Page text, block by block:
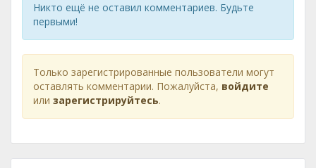
Никто ещё не оставил комментариев. Будьте
первыми!
Только зарегистрированные пользователи могут
оставлять комментарии. Пожалуйста, войдите
или зарегистрируйтесь.